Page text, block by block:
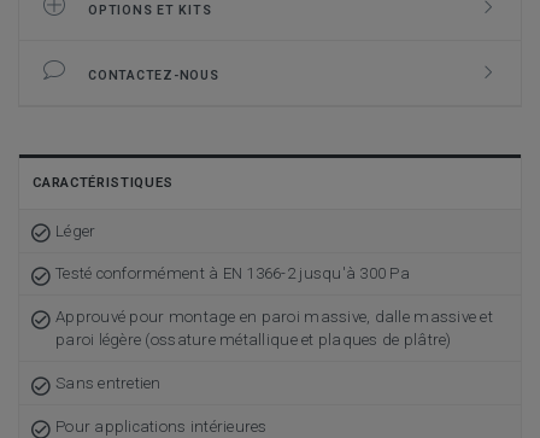
OPTIONS ET KITS
CONTACTEZ-NOUS
CARACTÉRISTIQUES
Léger
Testé conformément à EN 1366-2 jusqu'à 300 Pa
Approuvé pour montage en paroi massive, dalle massive et
paroi légère (ossature métallique et plaques de plâtre)
Sans entretien
Pour applications intérieures